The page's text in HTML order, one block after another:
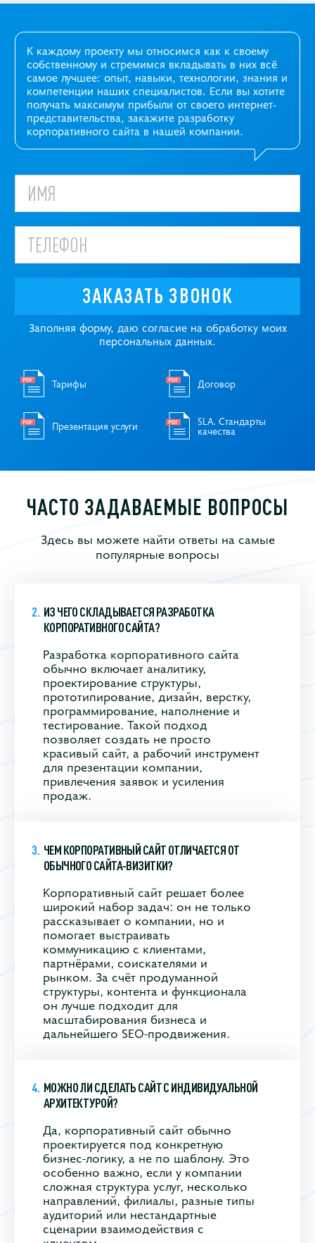
К каждому проекту мы относимся как к своему
собственному и стремимся вкладывать в них всё
самое лучшее: опыт, навыки, технологии, знания и
компетенции наших специалистов. Если вы хотите
получать максимум прибыли от своего интернет-
представительства, закажите разработку
корпоративного сайта в нашей компании.
ЗАКАЗАТЬ ЗВОНОК
Заполняя форму, даю согласие на обработку моих
персональных данных.
Тарифы Договор
Презентация услуги SLA. Стандарты
качества
ЧАСТО ЗАДАВАЕМЫЕ ВОПРОСЫ
Здесь вы можете найти ответы на самые
популярные вопросы
ИЗ ЧЕГО СКЛАДЫВАЕТСЯ РАЗРАБОТКА
КОРПОРАТИВНОГО САЙТА?
Разработка корпоративного сайта
обычно включает аналитику,
проектирование структуры,
прототипирование, дизайн, верстку,
программирование, наполнение и
тестирование. Такой подход
позволяет создать не просто
красивый сайт, а рабочий инструмент
для презентации компании,
привлечения заявок и усиления
продаж.
ЧЕМ КОРПОРАТИВНЫЙ САЙТ ОТЛИЧАЕТСЯ ОТ
ОБЫЧНОГО САЙТА-ВИЗИТКИ?
Корпоративный сайт решает более
широкий набор задач: он не только
рассказывает о компании, но и
помогает выстраивать
коммуникацию с клиентами,
партнёрами, соискателями и
рынком. За счёт продуманной
структуры, контента и функционала
он лучше подходит для
масштабирования бизнеса и
дальнейшего SEO-продвижения.
МОЖНО ЛИ СДЕЛАТЬ САЙТ С ИНДИВИДУАЛЬНОЙ
АРХИТЕКТУРОЙ?
Да, корпоративный сайт обычно
проектируется под конкретную
бизнес-логику, а не по шаблону. Это
особенно важно, если у компании
сложная структура услуг, несколько
направлений, филиалы, разные типы
аудиторий или нестандартные
сценарии взаимодействия с